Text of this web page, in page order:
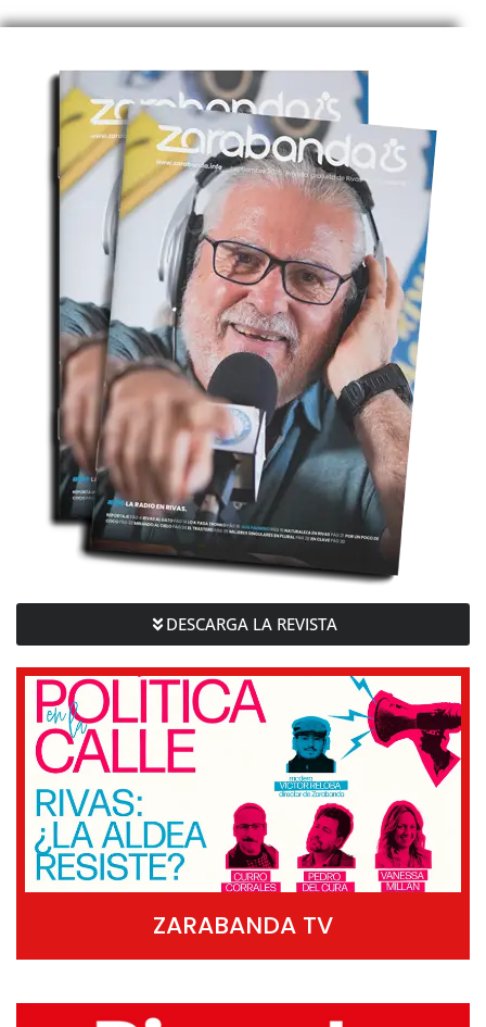
DESCARGA LA REVISTA
ZARABANDA TV